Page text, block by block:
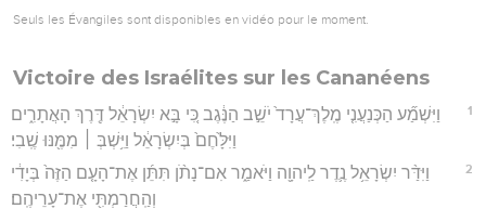
Seuls les Évangiles sont disponibles en vidéo pour le moment.
Victoire des Israélites sur les Cananéens
1
וַיִּשְׁמַ֞ע הַכְּנַעֲנִ֤י מֶֽלֶךְ־עֲרָד֙ יֹשֵׁ֣ב הַנֶּ֔גֶב כִּ֚י בָּ֣א יִשְׂרָאֵ֔ל דֶּ֖רֶךְ הָאֲתָרִ֑ים
וַיִּלָּ֙חֶם֙ בְּיִשְׂרָאֵ֔ל וַיִּ֥שְׁבְּ ׀ מִמֶּ֖נּוּ שֶֽׁבִי׃
2
וַיִּדַּ֨ר יִשְׂרָאֵ֥ל נֶ֛דֶר לַֽיהוָ֖ה וַיֹּאמַ֑ר אִם־נָתֹ֨ן תִּתֵּ֜ן אֶת־הָעָ֤ם הַזֶּה֙ בְּיָדִ֔י
וְהַֽחֲרַמְתִּ֖י אֶת־עָרֵיהֶֽם׃